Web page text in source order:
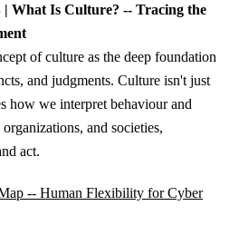
What Is Culture? -- Tracing the
of culture as the deep foundation
and judgments. Culture isn't just
how we interpret behaviour and
and societies,
act.
-- Human Flexibility for Cyber